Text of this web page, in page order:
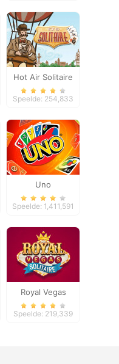
Hot Air Solitaire
Speelde: 254,833
Uno
Speelde: 1,411,591
Royal Vegas
Solitaire
Speelde: 219,339